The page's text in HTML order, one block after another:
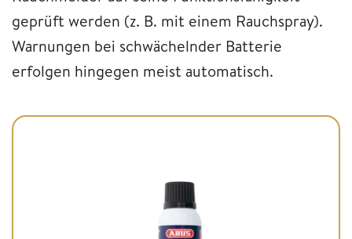
geprüft werden (z. B. mit einem Rauchspray).
Warnungen bei schwächelnder Batterie
erfolgen hingegen meist automatisch.